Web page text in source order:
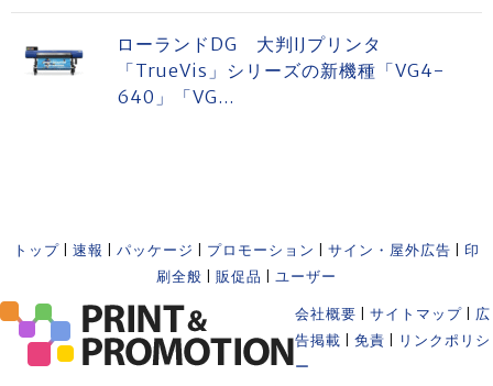
ローランドDG 大判IJプリンタ
「TrueVis」シリーズの新機種「VG4-
640」「VG...
トップ 速報 パッケージ プロモーション サイン・屋外広告
印
刷全般
販促品 ユーザー
会社概要 サイトマップ
広
告掲載
免責
リンクポリシ
ー